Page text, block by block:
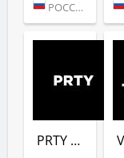
РОССИЯ (МОСКВА)
PRTY (DFM)